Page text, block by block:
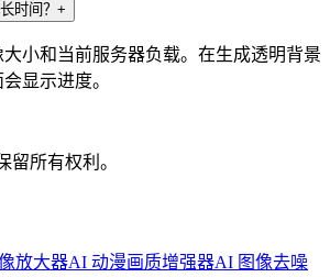
时间？ +
小和当前服务器负载。在生成透明背景
显示进度。
留所有权利。
放大器AI 动漫画质增强器AI 图像去噪